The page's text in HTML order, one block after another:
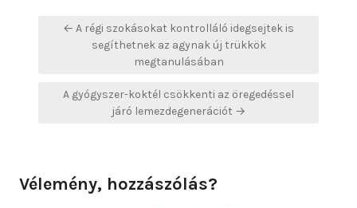
Bejegyzés
navigáció
← A régi szokásokat kontrolláló idegsejtek is
segíthetnek az agynak új trükkök
megtanulásában
A gyógyszer-koktél csökkenti az öregedéssel
járó lemezdegenerációt →
Vélemény, hozzászólás?